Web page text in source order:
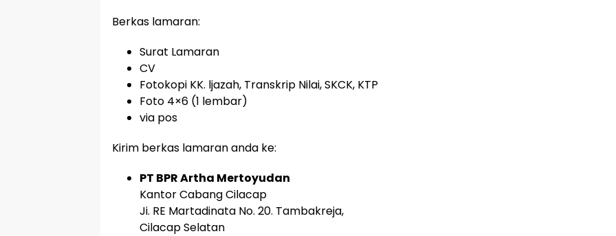
Berkas lamaran:
Surat Lamaran
CV
Fotokopi KK. ljazah, Transkrip Nilai, SKCK, KTP
Foto 4×6 (1 lembar)
via pos
Kirim berkas lamaran anda ke:
PT BPR Artha Mertoyudan
Kantor Cabang Cilacap
Ji. RE Martadinata No. 20. Tambakreja,
Cilacap Selatan